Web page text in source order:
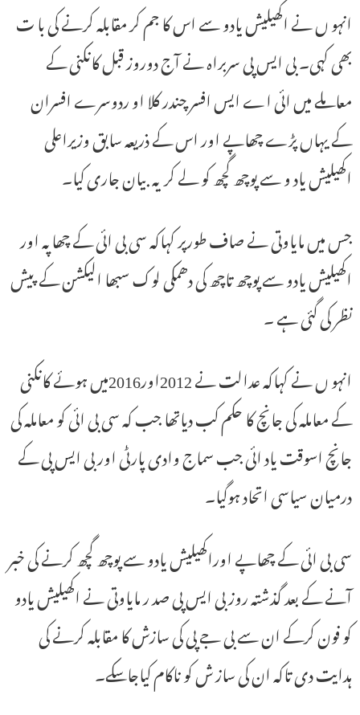
انہو ں نے اکھیلیش یادو سے اس کا جم کر مقابلہ کرنے کی با ت
بھی کہی۔ بی ایس پی سربراہ نے آج دوروز قبل کانکنی کے
معاملے میں ائی اے ایس افسر چندر کلا او ردوسرے افسران
کے یہاں پڑے چھاپے اور اس کے ذریعہ سابق وزیراعلی
اکھیلیش یاد و سے پوچھ گچھ کو لے کر یہ بیان جاری کیا۔
جس میں مایاوتی نے صاف طورپر کہاکہ سی بی ائی کے چھاپہ اور
اکھیلیش یادو سے پوچھ تاچھ کی دھمکی لوک سبھا الیکشن کے پیش
نظر کی گئی ہے ۔
انہو ں نے کہاکہ عدالت نے 2012اور2016میں ہوئے کانکنی
کے معاملہ کی جانچ کا حکم کب دیاتھا جب کہ سی بی ائی کو معاملہ کی
جانچ اسوقت یاد ائی جب سماج وادی پارٹی اور بی ایس پی کے
درمیان سیاسی اتحاد ہوگیا۔
سی بی ائی کے چھاپے اوراکھیلیش یادو سے پوچھ گچھ کرنے کی خبر
آنے کے بعد گذشتہ روز بی ایس پی صد ر مایاوتی نے اکھیلیش یادو
کو فون کرکے ان سے بی جے پی کی سازش کا مقابلہ کرنے کی
ہدایت دی تاکہ ان کی ساز ش کو ناکام کیاجاسکے۔